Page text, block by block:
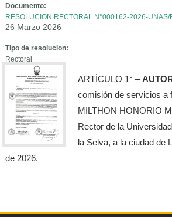
Documento:
RESOLUCION RECTORAL N°000162-2026-UNAS/
26 Marzo 2026
Tipo de resolucion:
Rectoral
ARTÍCULO 1° –
comisión de servicios a
MILTHON HONORIO
Rector de la
la Selva, a la ciudad de
de 2026.